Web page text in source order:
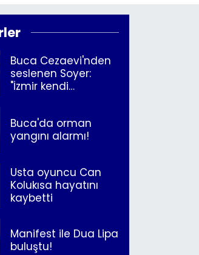
Buca Cezaevi'nden
seslenen Soyer:
"İzmir kendi
Buca'da orman
yangını alarmı!
Usta oyuncu Can
Kolukısa hayatını
kaybetti
Manifest ile Dua Lipa
buluştu!